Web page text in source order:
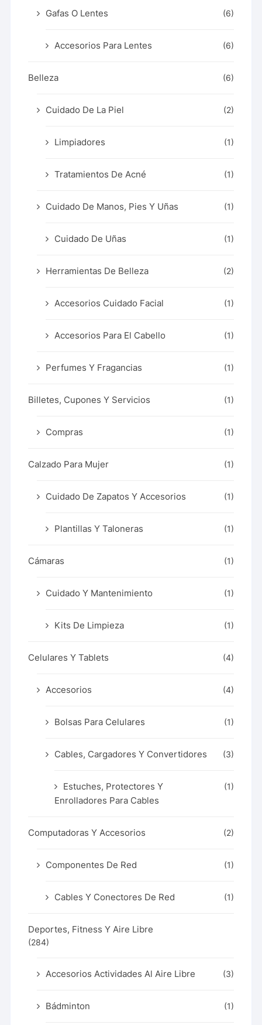
Gafas O Lentes (6)
Accesorios Para Lentes (6)
Belleza (6)
Cuidado De La Piel (2)
Limpiadores (1)
Tratamientos De Acné (1)
Cuidado De Manos, Pies Y Uñas (1)
Cuidado De Uñas (1)
Herramientas De Belleza (2)
Accesorios Cuidado Facial (1)
Accesorios Para El Cabello (1)
Perfumes Y Fragancias (1)
Billetes, Cupones Y Servicios (1)
Compras (1)
Calzado Para Mujer (1)
Cuidado De Zapatos Y Accesorios (1)
Plantillas Y Taloneras (1)
Cámaras (1)
Cuidado Y Mantenimiento (1)
Kits De Limpieza (1)
Celulares Y Tablets (4)
Accesorios (4)
Bolsas Para Celulares (1)
Cables, Cargadores Y Convertidores (3)
Estuches, Protectores Y
Enrolladores Para Cables
(1)
Computadoras Y Accesorios (2)
Componentes De Red (1)
Cables Y Conectores De Red (1)
Deportes, Fitness Y Aire Libre
(284)
Accesorios Actividades Al Aire Libre (3)
Bádminton (1)